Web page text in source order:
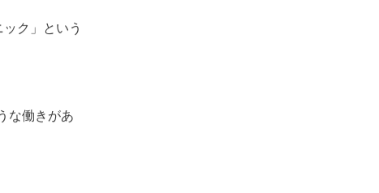
ク」という
な働きがあ